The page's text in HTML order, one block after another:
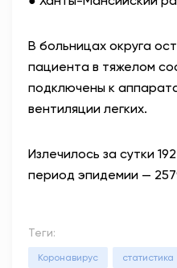
В больницах округа
пациента в тяжелом
подключены к
вентиляции легких.
Излечилось за сутки
период эпидемии —
Теги:
Коронавирус статистика